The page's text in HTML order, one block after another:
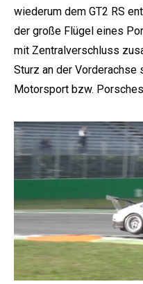
wiederum dem GT2 RS
der große Flügel eines
mit Zentralverschluss
Sturz an der Vorderachse
Motorsport bzw.